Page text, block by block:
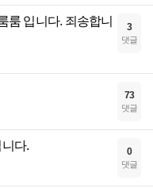
룸 입니다. 죄송합니
3
댓글
73
댓글
다. 0
댓글